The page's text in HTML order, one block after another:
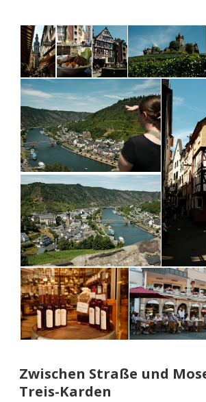
Zwischen Straße und
Treis-Karden